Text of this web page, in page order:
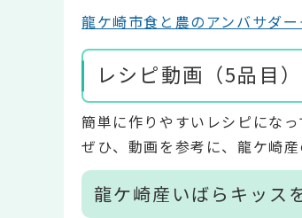
龍ケ崎市食と農のアンバサダー
レシピ動画（5品目）
簡単に作りやすいレシピになっ
ぜひ、動画を参考に、龍ケ崎
龍ケ崎産いばらキッス